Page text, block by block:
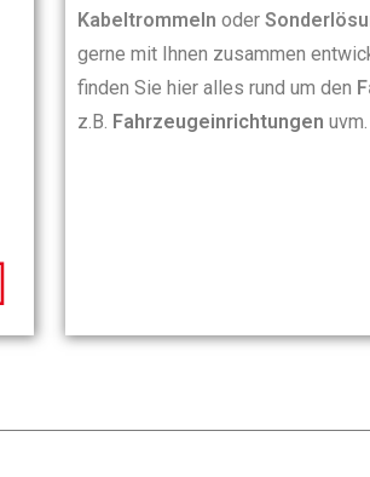
Kabeltrommeln oder
gerne mit Ihnen zusammen
finden Sie hier alles rund um den
z.B. Fahrzeugeinrichtungen uvm.